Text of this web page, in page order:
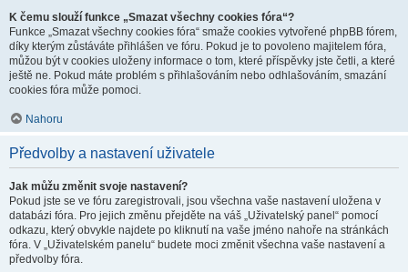
K čemu slouží funkce „Smazat všechny cookies fóra“?
Funkce „Smazat všechny cookies fóra“ smaže cookies vytvořené phpBB fórem,
díky kterým zůstáváte přihlášen ve fóru. Pokud je to povoleno majitelem fóra,
můžou být v cookies uloženy informace o tom, které příspěvky jste četli, a které
ještě ne. Pokud máte problém s přihlašováním nebo odhlašováním, smazání
cookies fóra může pomoci.
Nahoru
Předvolby a nastavení uživatele
Jak můžu změnit svoje nastavení?
Pokud jste se ve fóru zaregistrovali, jsou všechna vaše nastavení uložena v
databázi fóra. Pro jejich změnu přejděte na váš „Uživatelský panel“ pomocí
odkazu, který obvykle najdete po kliknutí na vaše jméno nahoře na stránkách
fóra. V „Uživatelském panelu“ budete moci změnit všechna vaše nastavení a
předvolby fóra.